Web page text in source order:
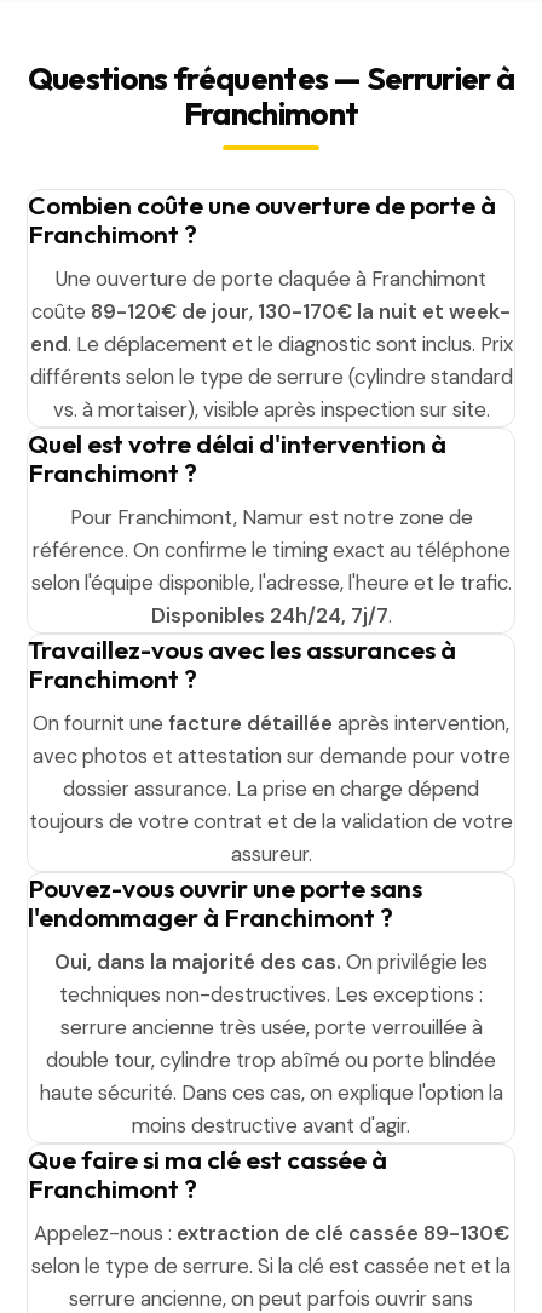
Questions fréquentes — Serrurier à
Franchimont
Combien coûte une ouverture de porte à
Franchimont ?
Une ouverture de porte claquée à Franchimont
coûte 89-120€ de jour, 130-170€ la nuit et week-
end. Le déplacement et le diagnostic sont inclus. Prix
différents selon le type de serrure (cylindre standard
vs. à mortaiser), visible après inspection sur site.
Quel est votre délai d'intervention à
Franchimont ?
Pour Franchimont, Namur est notre zone de
référence. On confirme le timing exact au téléphone
selon l'équipe disponible, l'adresse, l'heure et le trafic.
Disponibles 24h/24, 7j/7.
Travaillez-vous avec les assurances à
Franchimont ?
On fournit une facture détaillée après intervention,
avec photos et attestation sur demande pour votre
dossier assurance. La prise en charge dépend
toujours de votre contrat et de la validation de votre
assureur.
Pouvez-vous ouvrir une porte sans
l'endommager à Franchimont ?
Oui, dans la majorité des cas. On privilégie les
techniques non-destructives. Les exceptions :
serrure ancienne très usée, porte verrouillée à
double tour, cylindre trop abîmé ou porte blindée
haute sécurité. Dans ces cas, on explique l'option la
moins destructive avant d'agir.
Que faire si ma clé est cassée à
Franchimont ?
Appelez-nous : extraction de clé cassée 89-130€
selon le type de serrure. Si la clé est cassée net et la
serrure ancienne, on peut parfois ouvrir sans